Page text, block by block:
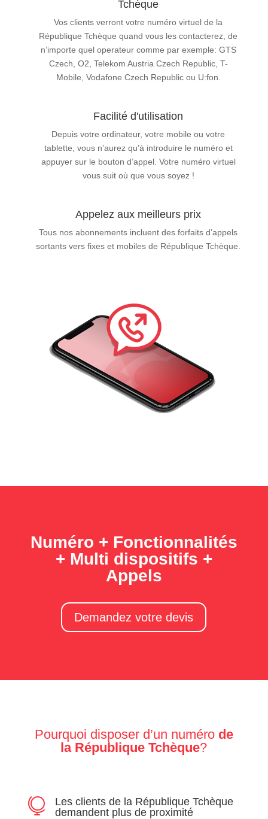
Tchèque
Vos clients verront votre numéro virtuel de la
République Tchèque quand vous les contacterez, de
n’importe quel operateur comme par exemple: GTS
Czech, O2, Telekom Austria Czech Republic, T-
Mobile, Vodafone Czech Republic ou U:fon.
Facilité d'utilisation
Depuis votre ordinateur, votre mobile ou votre
tablette, vous n’aurez qu’à introduire le numéro et
appuyer sur le bouton d’appel. Votre numéro virtuel
vous suit où que vous soyez !
Appelez aux meilleurs prix
Tous nos abonnements incluent des forfaits d’appels
sortants vers fixes et mobiles de République Tchèque.
Numéro + Fonctionnalités
+ Multi dispositifs +
Appels
Demandez votre devis
Pourquoi disposer d’un numéro de
la République Tchèque?

Les clients de la République Tchèque
demandent plus de proximité